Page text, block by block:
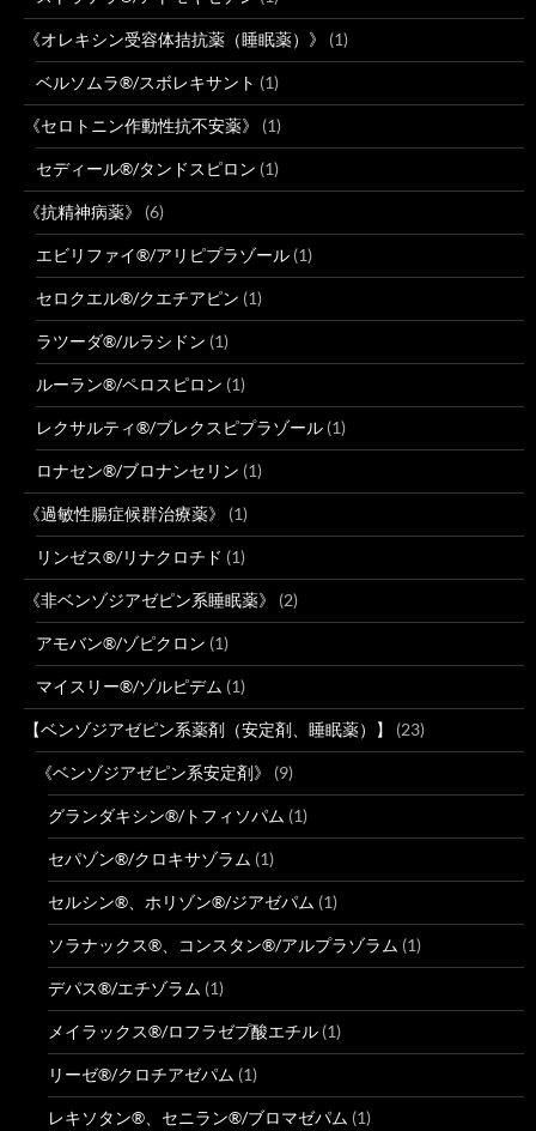
《オレキシン受容体拮抗薬（睡眠薬）》 (1)
ベルソムラ®/スボレキサント (1)
《セロトニン作動性抗不安薬》 (1)
セディール®/タンドスピロン (1)
《抗精神病薬》 (6)
エビリファイ®/アリピプラゾール (1)
セロクエル®/クエチアピン (1)
ラツーダ®/ルラシドン (1)
ルーラン®/ペロスピロン (1)
レクサルティ®/ブレクスピプラゾール (1)
ロナセン®/ブロナンセリン (1)
《過敏性腸症候群治療薬》 (1)
リンゼス®/リナクロチド (1)
《非ベンゾジアゼピン系睡眠薬》 (2)
アモバン®/ゾピクロン (1)
マイスリー®/ゾルピデム (1)
【ベンゾジアゼピン系薬剤（安定剤、睡眠薬）】 (23)
《ベンゾジアゼピン系安定剤》 (9)
グランダキシン®/トフィソパム (1)
セパゾン®/クロキサゾラム (1)
セルシン®、ホリゾン®/ジアゼパム (1)
ソラナックス®、コンスタン®/アルプラゾラム (1)
デパス®/エチゾラム (1)
メイラックス®/ロフラゼプ酸エチル (1)
リーゼ®/クロチアゼパム (1)
レキソタン®、セニラン®/ブロマゼパム (1)